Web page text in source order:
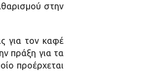
στην
για τον καφέ
πράξη για τα
προέρχεται